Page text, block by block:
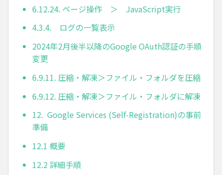
6.12.24. ページ操作 ＞ JavaScript実行
4.3.4. ログの一覧表示
2024年2月後半以降のGoogle OAuth認証の手順
変更
6.9.11. 圧縮・解凍＞ファイル・フォルダを圧縮
6.9.12. 圧縮・解凍＞ファイル・フォルダに解凍
12. Google Services (Self-Registration)の事前
準備
12.1 概要
12.2 詳細手順